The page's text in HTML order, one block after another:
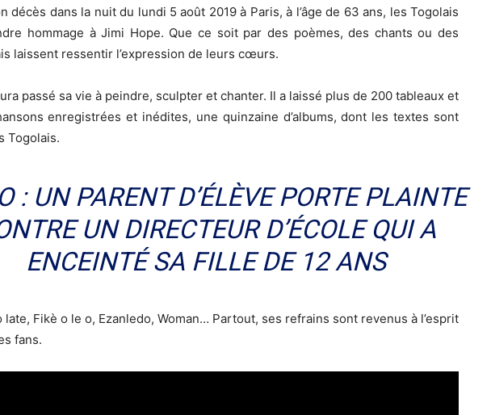
décès dans la nuit du lundi 5 août 2019 à Paris, à l’âge de 63 ans, les Togolais
hommage à Jimi Hope. Que ce soit par des poèmes, des chants ou des
laissent ressentir l’expression de leurs cœurs.
passé sa vie à peindre, sculpter et chanter. Il a laissé plus de 200 tableaux et
enregistrées et inédites, une quinzaine d’albums, dont les textes sont
Togolais.
: UN PARENT D’ÉLÈVE PORTE PLAINTE
UN DIRECTEUR D’ÉCOLE QUI A
ENCEINTÉ SA FILLE DE 12 ANS
late, Fikè o le o, Ezanledo, Woman… Partout, ses refrains sont revenus à l’esprit
fans.